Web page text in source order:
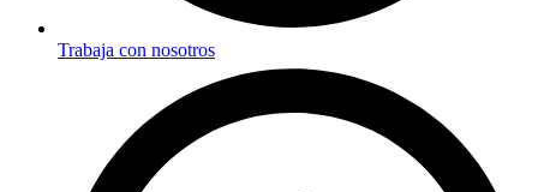
Trabaja con nosotros